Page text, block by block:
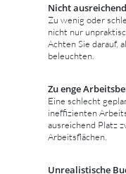
Nicht
Zu wenig oder
nicht nur
Achten Sie darauf,
beleuchten.
Zu enge
Eine schlecht
ineffizienten
ausreichend Platz
Arbeitsflächen.
Unrealistische